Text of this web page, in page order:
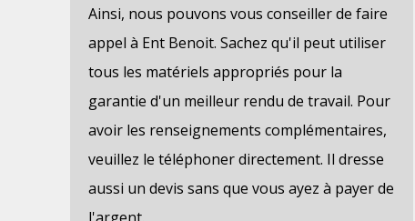
Ainsi, nous pouvons vous conseiller de faire
appel à Ent Benoit. Sachez qu'il peut utiliser
tous les matériels appropriés pour la
garantie d'un meilleur rendu de travail. Pour
avoir les renseignements complémentaires,
veuillez le téléphoner directement. Il dresse
aussi un devis sans que vous ayez à payer de